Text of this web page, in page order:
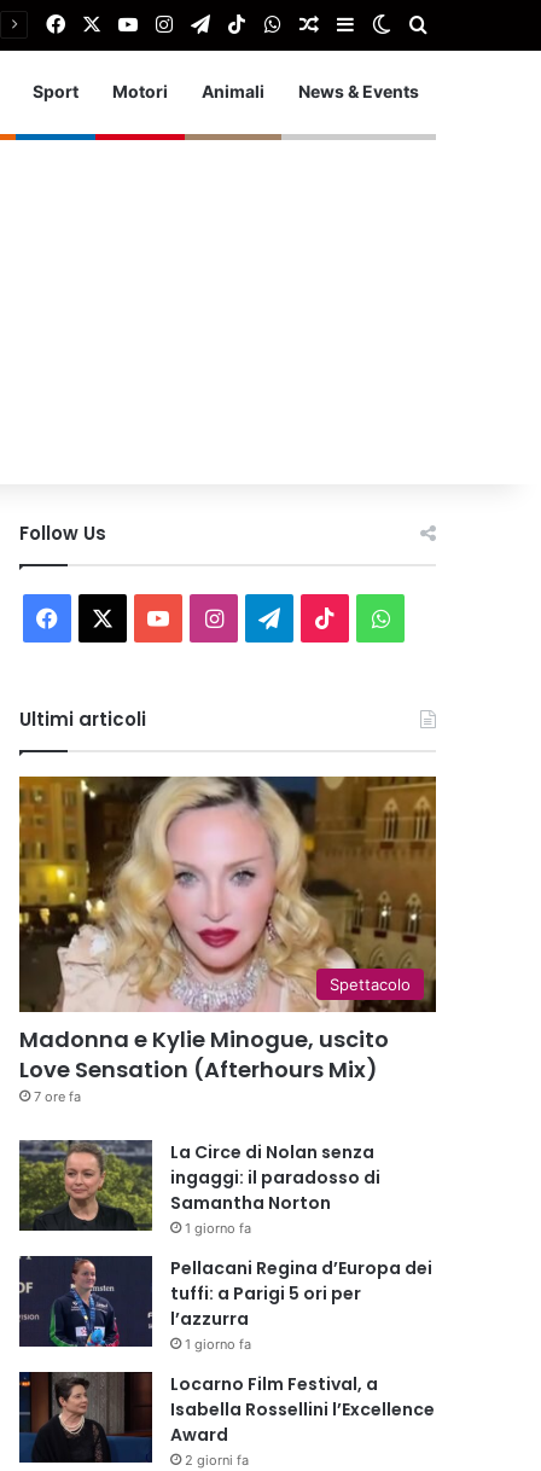
FacebookYou TubeInstagram
TelegramTikTokWhatsApp
Articolo Random
Barra laterale
Cambia aspetto
Sport Motori Animali News & Events
Follow Us
Facebook You InstagramTelegram
TikTokWhatsApp
Ultimi articoli
Spettacolo
Madonna e Kylie Minogue, uscito
Love Sensation (Afterhours Mix)
7 ore fa
La Circe di Nolan senza
ingaggi: il paradosso di
Samantha Norton
1 giorno fa
Pellacani Regina d’Europa dei
tuffi: a Parigi 5 ori per
l’azzurra
1 giorno fa
Locarno Film Festival, a
Isabella Rossellini l’Excellence
Award
2 giorni fa